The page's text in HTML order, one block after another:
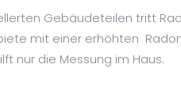
Gebäudeteilen tritt
mit einer erhöhten
nur die Messung im Haus.